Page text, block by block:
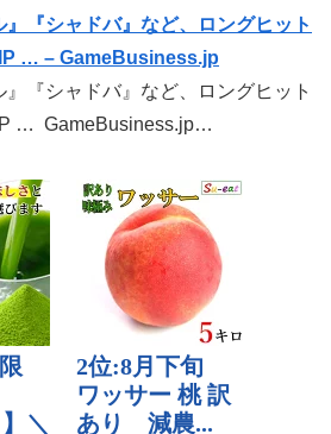
』『シャドバ』など、ロングヒット
… – GameBusiness.jp
』『シャドバ』など、ロングヒット
… GameBusiness.jp…